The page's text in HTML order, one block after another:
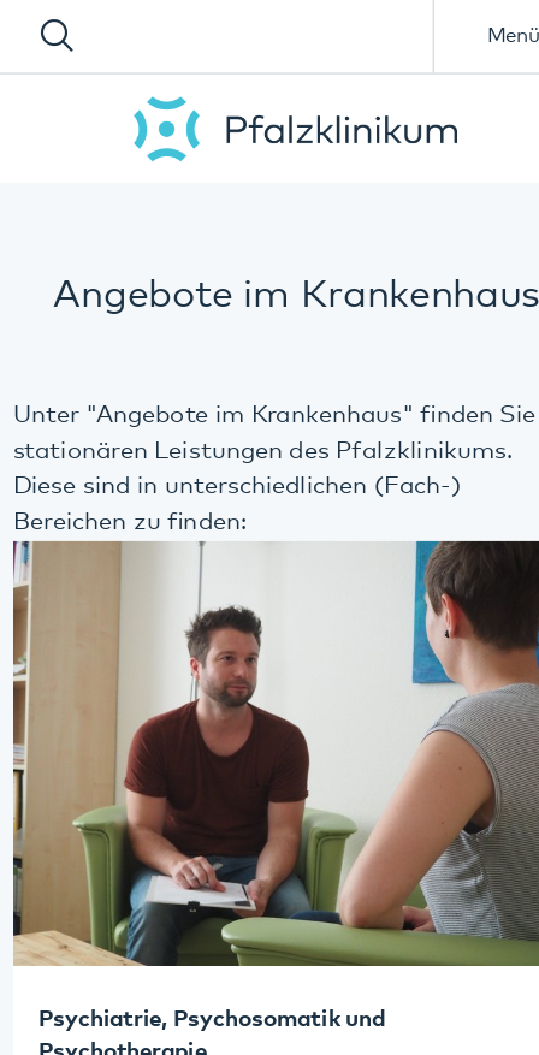
Menü
stationären Leistungen des Pfalzklinikums.
Diese sind in unterschiedlichen (Fach-)
Bereichen zu finden:
Psychiatrie, Psychosomatik und
Psychotherapie
An drei Standorten besitzt das Pfalzklinikum
Kliniken, die ihren Schwerpunkt im Bereich der